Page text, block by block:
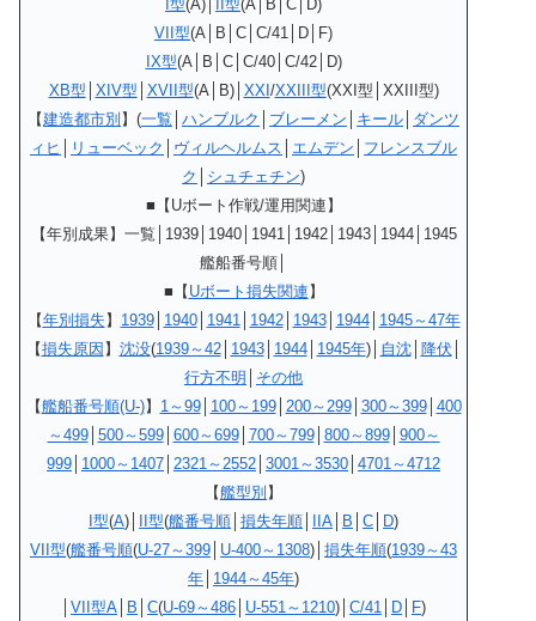
I型(A)│ II型(A│B│C│D)
VII型(A│B│C│C/41│D│F)
IX型(A│B│C│C/40│C/42│D)
XB型 XIV型 XVII型(A│B)│ XXI/XXIII型(XXI型│XXIII型)
【建造都市別】(一覧 ハンブルク ブレーメン キール ダンツ
ィヒ
リューベック ヴィルヘルムス エムデン
フレンスブル
ク
シュチェチン)
■【Uボート作戦/運用関連】
【年別成果】一覧│1939│1940│1941│1942│1943│1944│1945
艦船番号順│
■ 【Uボート損失関連】
【年別損失】 1939│ 1940│ 1941 1942│ 1943│ 1944│ 1945～47年
【損失原因】 沈没(1939～42│ 1943│ 1944│ 1945年)│ 自沈│ 降伏
行方不明
その他
【艦船番号順(U-)】 1～99│ 100～199│ 200～299│ 300～399│ 400
～499│ 500～599│ 600～699│ 700～799│ 800～899│ 900～
999 1000～1407 2321～2552 3001～3530 4701～4712
【艦型別】
I型(A)│ II型(艦番号順 損失年順 IIA B C D)
VII型(艦番号順(U-27～399 U-400～1308)│ 損失年順(1939～43
年 1944～45年)
VII型A B C(U-69～486 U-551～1210)│ C/41 D F)